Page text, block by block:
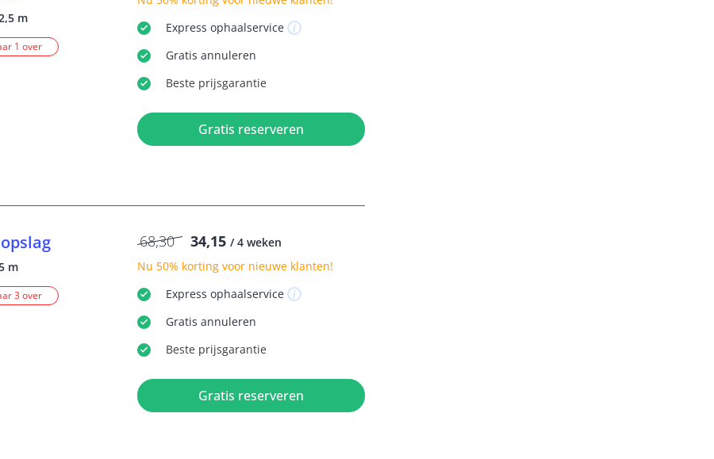
m
1 over
Express ophaalservice
Gratis annuleren
Beste prijsgarantie
Gratis reserveren
opslag
m
3 over
68,30 34,15 / 4 weken
Nu 50% kortingvoor nieuwe klanten!
Express ophaalservice
Gratis annuleren
Beste prijsgarantie
Gratis reserveren